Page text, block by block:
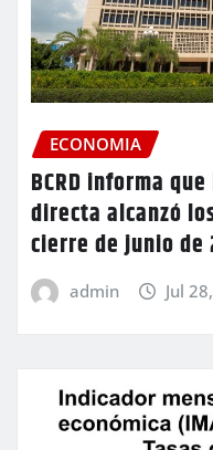
ECONOMIA
BCRD informa
directa alcanzó
cierre de junio de
admin Jul